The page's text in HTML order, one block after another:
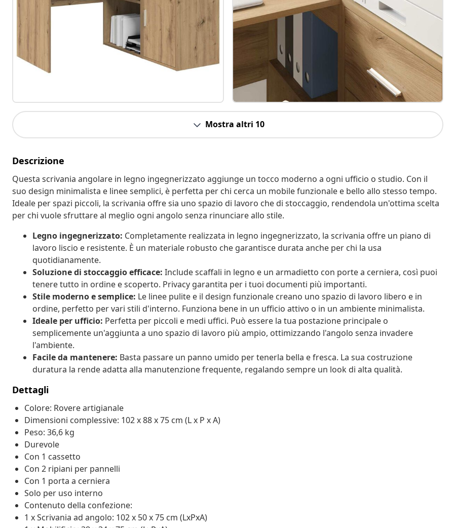
Mostra altri 10
Descrizione
Questa scrivania angolare in legno ingegnerizzato aggiunge un tocco moderno a ogni ufficio o studio. Con il
suo design minimalista e linee semplici, è perfetta per chi cerca un mobile funzionale e bello allo stesso tempo.
Ideale per spazi piccoli, la scrivania offre sia uno spazio di lavoro che di stoccaggio, rendendola un'ottima scelta
per chi vuole sfruttare al meglio ogni angolo senza rinunciare allo stile.
Legno ingegnerizzato: Completamente realizzata in legno ingegnerizzato, la scrivania offre un piano di
lavoro liscio e resistente. È un materiale robusto che garantisce durata anche per chi la usa
quotidianamente.
Soluzione di stoccaggio efficace: Include scaffali in legno e un armadietto con porte a cerniera, così puoi
tenere tutto in ordine e scoperto. Privacy garantita per i tuoi documenti più importanti.
Stile moderno e semplice: Le linee pulite e il design funzionale creano uno spazio di lavoro libero e in
ordine, perfetto per vari stili d'interno. Funziona bene in un ufficio attivo o in un ambiente minimalista.
Ideale per ufficio: Perfetta per piccoli e medi uffici. Può essere la tua postazione principale o
semplicemente un'aggiunta a uno spazio di lavoro più ampio, ottimizzando l'angolo senza invadere
l'ambiente.
Facile da mantenere: Basta passare un panno umido per tenerla bella e fresca. La sua costruzione
duratura la rende adatta alla manutenzione frequente, regalando sempre un look di alta qualità.
Dettagli
Colore: Rovere artigianale
Dimensioni complessive: 102 x 88 x 75 cm (L x P x A)
Peso: 36,6 kg
Durevole
Con 1 cassetto
Con 2 ripiani per pannelli
Con 1 porta a cerniera
Solo per uso interno
Contenuto della confezione:
1 x Scrivania ad angolo: 102 x 50 x 75 cm (LxPxA)